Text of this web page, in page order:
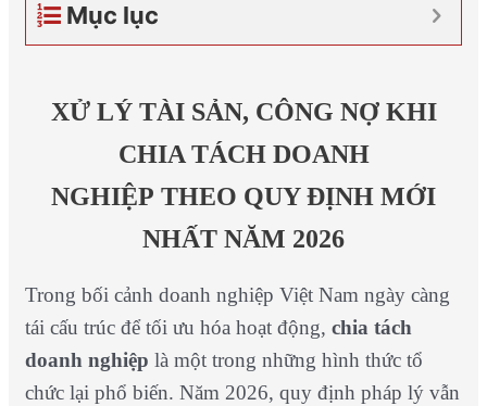
Mục lục
XỬ LÝ TÀI SẢN, CÔNG NỢ KHI
CHIA TÁCH DOANH
NGHIỆP THEO QUY ĐỊNH MỚI
NHẤT NĂM 2026
Trong bối cảnh doanh nghiệp Việt Nam ngày càng
tái cấu trúc để tối ưu hóa hoạt động, chia tách
doanh nghiệp là một trong những hình thức tổ
chức lại phổ biến. Năm 2026, quy định pháp lý vẫn